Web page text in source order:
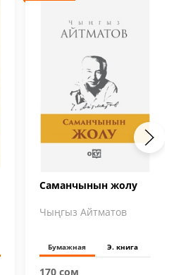
Саманчынын жолу
Чыңгыз Айтматов
Бумажная Э. книга
170 сом